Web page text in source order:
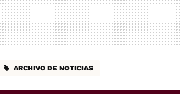
ARCHIVO DE NOTICIAS